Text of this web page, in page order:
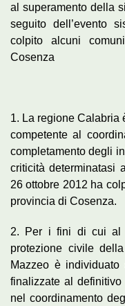
al superamento della
seguito dell’evento
colpito alcuni
Cosenza
1. La regione Calabria
competente al
completamento degli
criticità determinatasi
26 ottobre 2012 ha
provincia di Cosenza.
2. Per i fini di cui al
protezione civile
Mazzeo è
finalizzate al
nel coordinamento